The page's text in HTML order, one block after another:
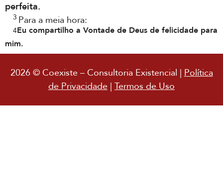
perfeita.
3 Para a meia hora:
4Eu compartilho a Vontade de Deus de felicidade para
mim.
2026 © Coexiste – Consultoria Existencial |Política
de Privacidade | Termos de Uso